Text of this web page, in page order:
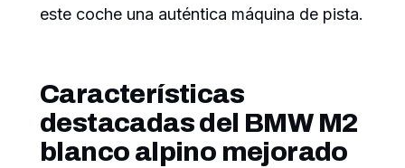
este coche una auténtica máquina de pista.
Características
destacadas del BMW M2
blanco alpino mejorado